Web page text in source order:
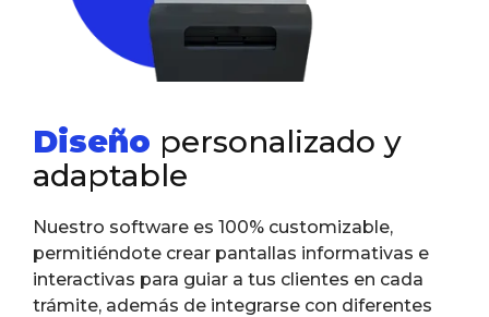
Diseño personalizado y
adaptable
Nuestro software es 100% customizable,
permitiéndote crear pantallas informativas e
interactivas para guiar a tus clientes en cada
trámite, además de integrarse con diferentes